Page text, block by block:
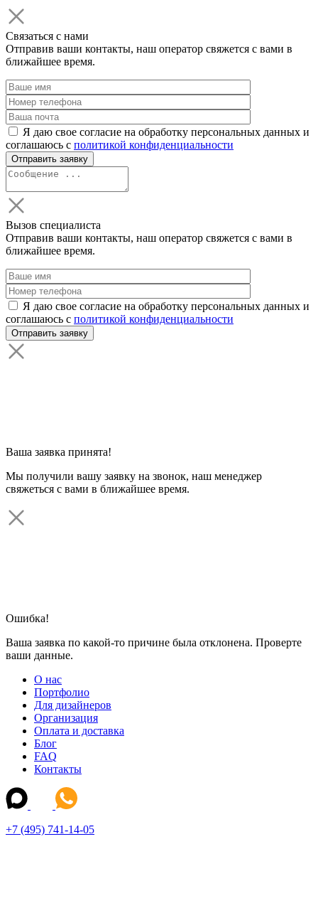
Связаться с нами
Отправив ваши контакты, наш оператор свяжется с вами в
ближайшее время.
Я даю свое согласие на обработку персональных данных и
соглашаюсь с политикой конфиденциальности
Вызов специалиста
Отправив ваши контакты, наш оператор свяжется с вами в
ближайшее время.
Я даю свое согласие на обработку персональных данных и
соглашаюсь с политикой конфиденциальности
Ваша заявка принята!
Мы получили вашу заявку на звонок, наш менеджер
свяжеться с вами в ближайшее время.
Ошибка!
Ваша заявка по какой-то причине была отклонена. Проверте
ваши данные.
О нас
Портфолио
Для дизайнеров
Организация
Оплата и доставка
Блог
FAQ
Контакты
+7 (495) 741-14-05